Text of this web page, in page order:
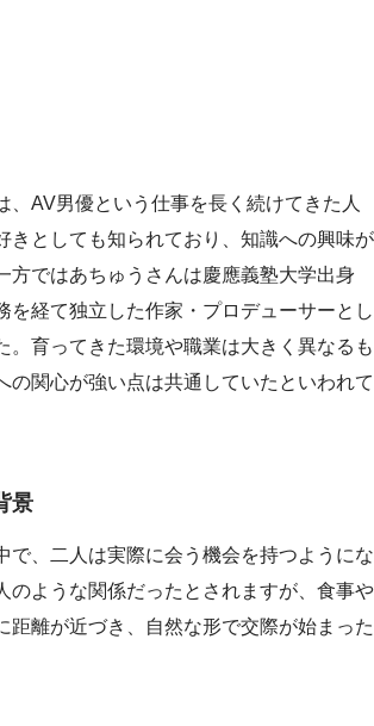
、AV男優という仕事を長く続けてきた人
きとしても知られており、知識への興味が
方ではあちゅうさんは慶應義塾大学出身
を経て独立した作家・プロデューサーとし
。育ってきた環境や職業は大きく異なるも
の関心が強い点は共通していたといわれて
景
で、二人は実際に会う機会を持つようにな
のような関係だったとされますが、食事や
距離が近づき、自然な形で交際が始まった